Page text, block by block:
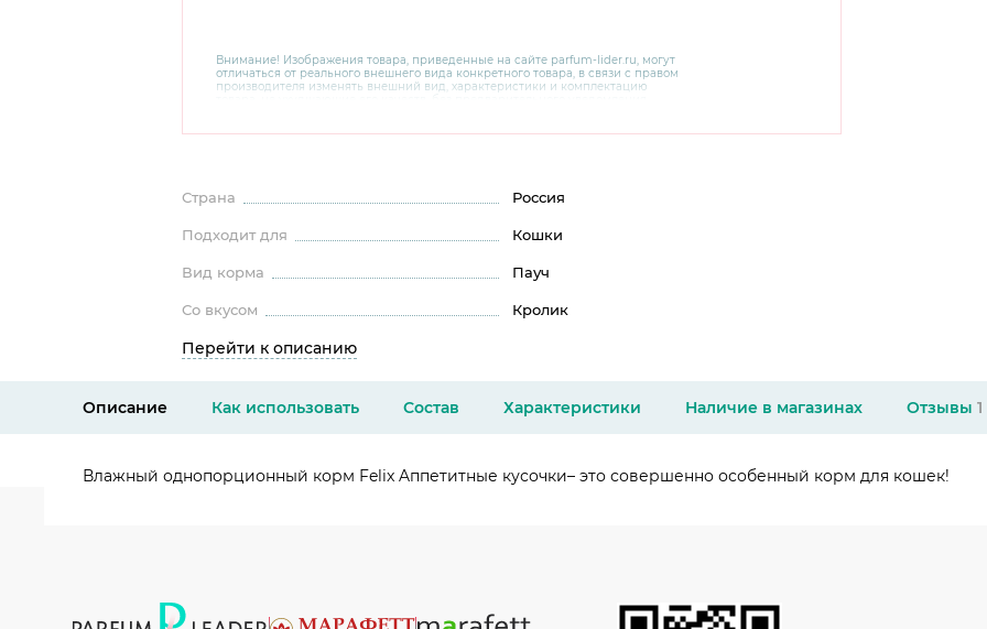
Внимание! Изображения товара, приведенные на сайте parfum-lider.ru, могут
отличаться от реального внешнего вида конкретного товара, в связи с правом
производителя изменять внешний вид, характеристики и комплектацию
консультантов по номеру 8 800 200 78 80.
Страна Россия
Подходит для Кошки
Вид корма Пауч
Со вкусом Кролик
Перейти к описанию
Описание Как использовать Состав Характеристики Наличие в магазинах Отзывы 1
Влажный однопорционный корм Felix Aппетитные кусочки– это совершенно особенный корм для кошек!